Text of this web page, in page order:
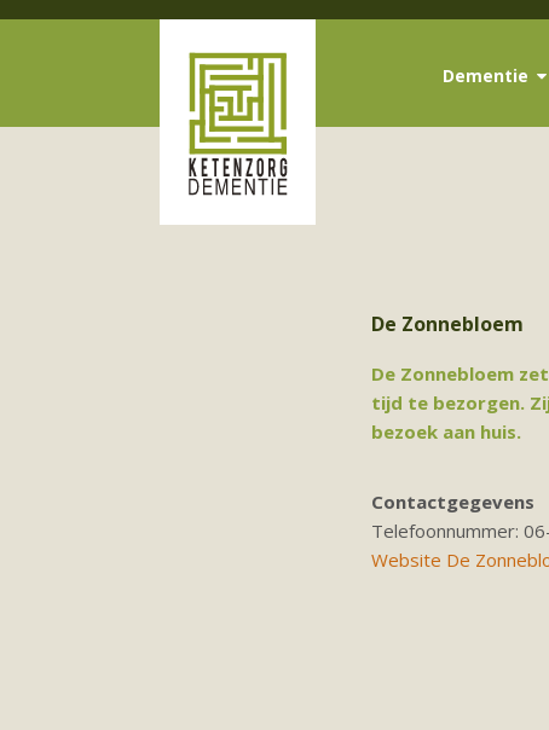
Dementie
De Zonnebloem
De Zonnebloem
tijd te bezorgen.
bezoek aan huis.
Contactgegevens
Telefoonnummer:
Website De